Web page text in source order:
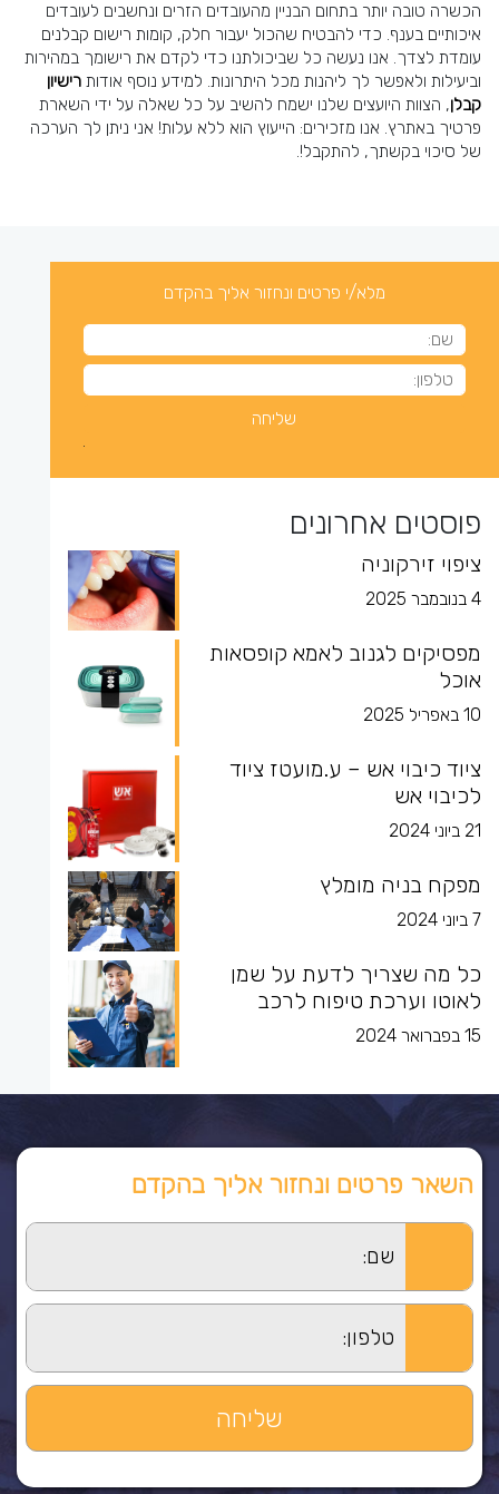
הכשרה טובה יותר בתחום הבניין מהעובדים הזרים ונחשבים לעובדים
איכותיים בענף. כדי להבטיח שהכול יעבור חלק, קומות רישום קבלנים
עומדת לצדך. אנו נעשה כל שביכולתנו כדי לקדם את רישומך במהירות
וביעילות ולאפשר לך ליהנות מכל היתרונות. למידע נוסף אודות רישיון
קבלן, הצוות היועצים שלנו ישמח להשיב על כל שאלה על ידי השארת
פרטיך באתרץ. אנו מזכירים: הייעוץ הוא ללא עלות! אני ניתן לך הערכה
של סיכוי בקשתך, להתקבל!.
מלא/י פרטים ונחזור אליך בהקדם
פוסטים אחרונים
ציפוי זירקוניה
4 בנובמבר 2025
מפסיקים לגנוב לאמא קופסאות
אוכל
10 באפריל 2025
ציוד כיבוי אש – ע.מועטז ציוד
לכיבוי אש
21 ביוני 2024
מפקח בניה מומלץ
7 ביוני 2024
כל מה שצריך לדעת על שמן
לאוטו וערכת טיפוח לרכב
15 בפברואר 2024
השאר פרטים ונחזור אליך בהקדם